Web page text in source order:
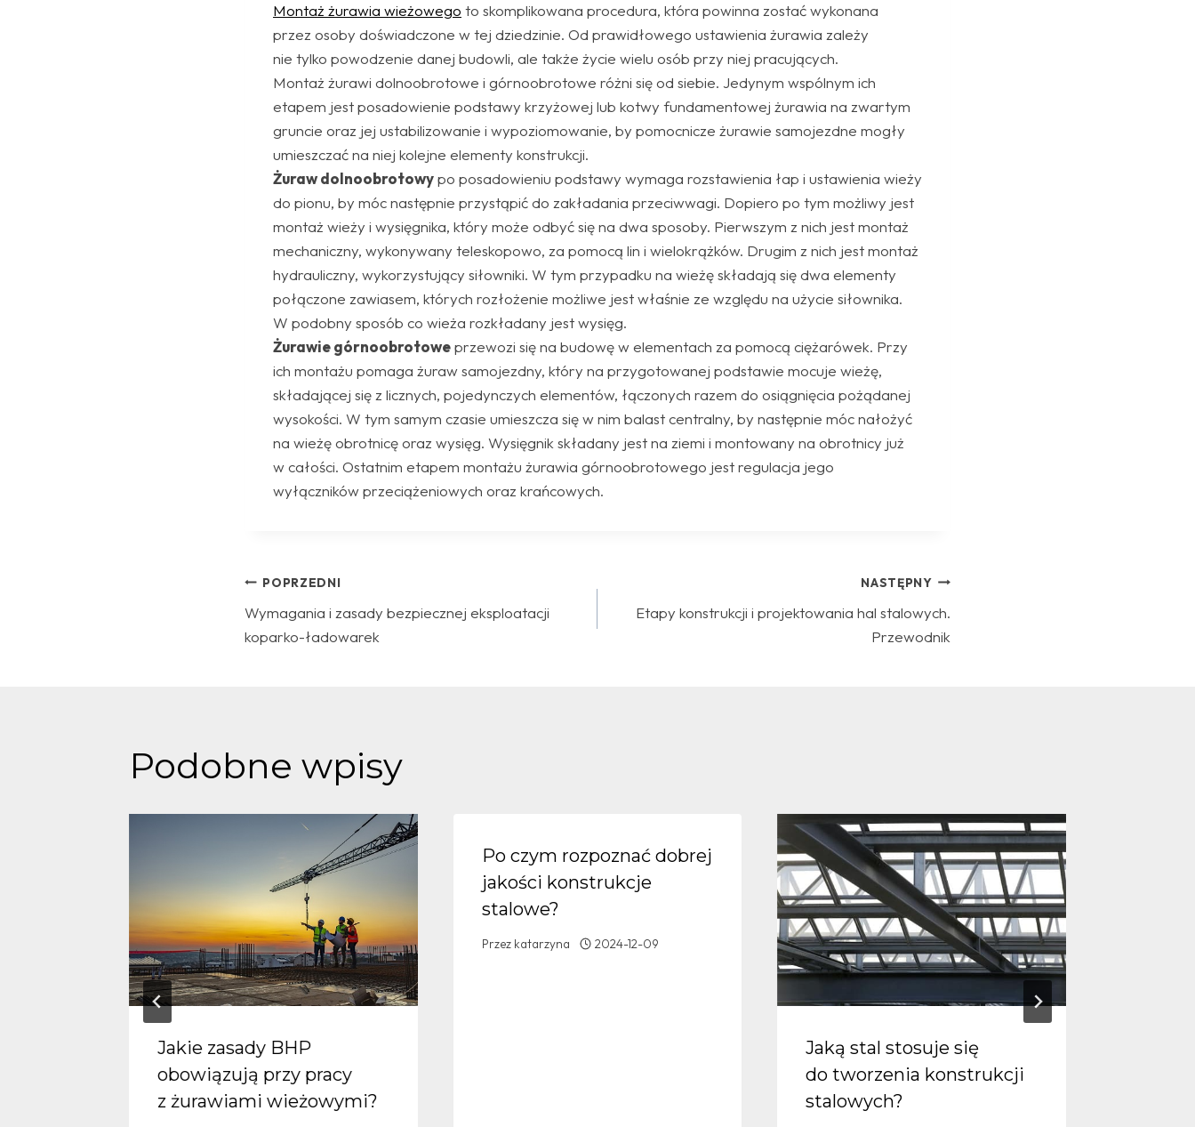
Montaż żurawia wieżowego to skomplikowana procedura, która powinna zostać wykonana
przez osoby doświadczone w tej dziedzinie. Od prawidłowego ustawienia żurawia zależy
nie tylko powodzenie danej budowli, ale także życie wielu osób przy niej pracujących.
Montaż żurawi dolnoobrotowe i górnoobrotowe różni się od siebie. Jedynym wspólnym ich
etapem jest posadowienie podstawy krzyżowej lub kotwy fundamentowej żurawia na zwartym
gruncie oraz jej ustabilizowanie i wypoziomowanie, by pomocnicze żurawie samojezdne mogły
umieszczać na niej kolejne elementy konstrukcji.
Żuraw dolnoobrotowypo posadowieniu podstawy wymaga rozstawienia łap i ustawienia wieży
do pionu, by móc następnie przystąpić do zakładania przeciwwagi. Dopiero po tym możliwy jest
montaż wieży i wysięgnika, który może odbyć się na dwa sposoby. Pierwszym z nich jest montaż
mechaniczny, wykonywany teleskopowo, za pomocą lin i wielokrążków. Drugim z nich jest montaż
hydrauliczny, wykorzystujący siłowniki. W tym przypadku na wieżę składają się dwa elementy
połączone zawiasem, których rozłożenie możliwe jest właśnie ze względu na użycie siłownika.
W podobny sposób co wieża rozkładany jest wysięg.
Żurawie górnoobrotoweprzewozi się na budowę w elementach za pomocą ciężarówek. Przy
ich montażu pomaga żuraw samojezdny, który na przygotowanej podstawie mocuje wieżę,
składającej się z licznych, pojedynczych elementów, łączonych razem do osiągnięcia pożądanej
wysokości. W tym samym czasie umieszcza się w nim balast centralny, by następnie móc nałożyć
na wieżę obrotnicę oraz wysięg. Wysięgnik składany jest na ziemi i montowany na obrotnicy już
w całości. Ostatnim etapem montażu żurawia górnoobrotowego jest regulacja jego
wyłączników przeciążeniowych oraz krańcowych.
Nawigacja
wpisu
POPRZEDNI
Wymagania i zasady bezpiecznej eksploatacji
koparko-ładowarek
NASTĘPNY
Etapy konstrukcji i projektowania hal stalowych.
Przewodnik
Podobne wpisy
Jakie zasady BHP
obowiązują przy pracy
z żurawiami wieżowymi?
Po czym rozpoznać dobrej
jakości konstrukcje
stalowe?
Przez katarzyna 2024-12-09
Jaką stal stosuje się
do tworzenia konstrukcji
stalowych?